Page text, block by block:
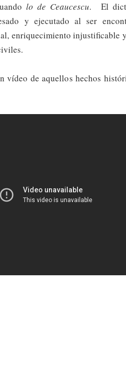
lo de Ceaucescu. El
y ejecutado al ser
enriquecimiento injustificable
vídeo de aquellos hechos